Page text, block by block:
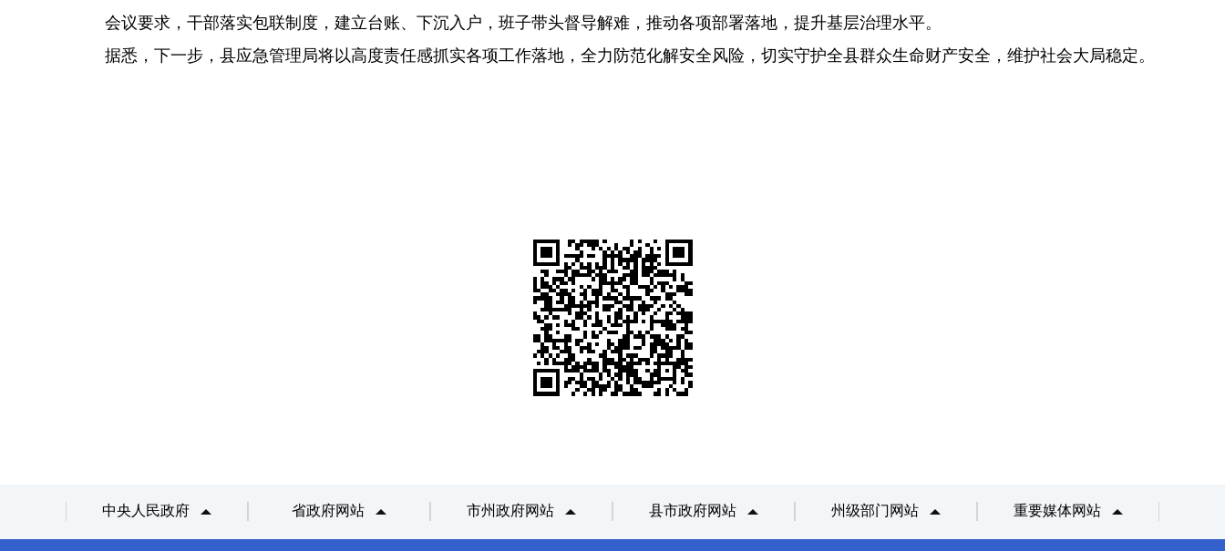
会议要求，干部落实包联制度，建立台账、下沉入户，班子带头督导解难，推动各项部署落地，提升基层治理水平。
据悉，下一步，县应急管理局将以高度责任感抓实各项工作落地，全力防范化解安全风险，切实守护全县群众生命财产安全，维护社会大局稳定。
中央人民政府 省政府网站 市州政府网站 县市政府网站 州级部门网站 重要媒体网站